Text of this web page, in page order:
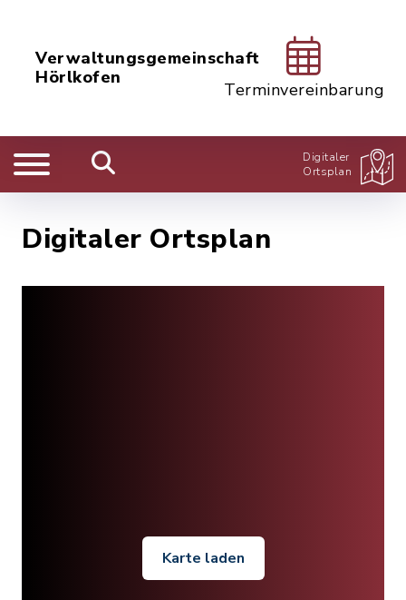
Verwaltungsgemeinschaft
Hörlkofen
Terminvereinbarung
Digitaler
Ortsplan
Digitaler Ortsplan
Karte laden